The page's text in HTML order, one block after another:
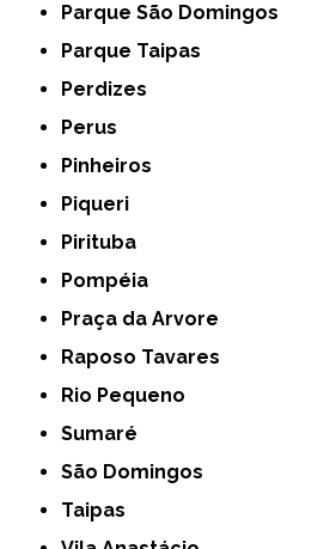
Parque São Domingos
Parque Taipas
Perdizes
Perus
Pinheiros
Piqueri
Pirituba
Pompéia
Praça da Arvore
Raposo Tavares
Rio Pequeno
Sumaré
São Domingos
Taipas